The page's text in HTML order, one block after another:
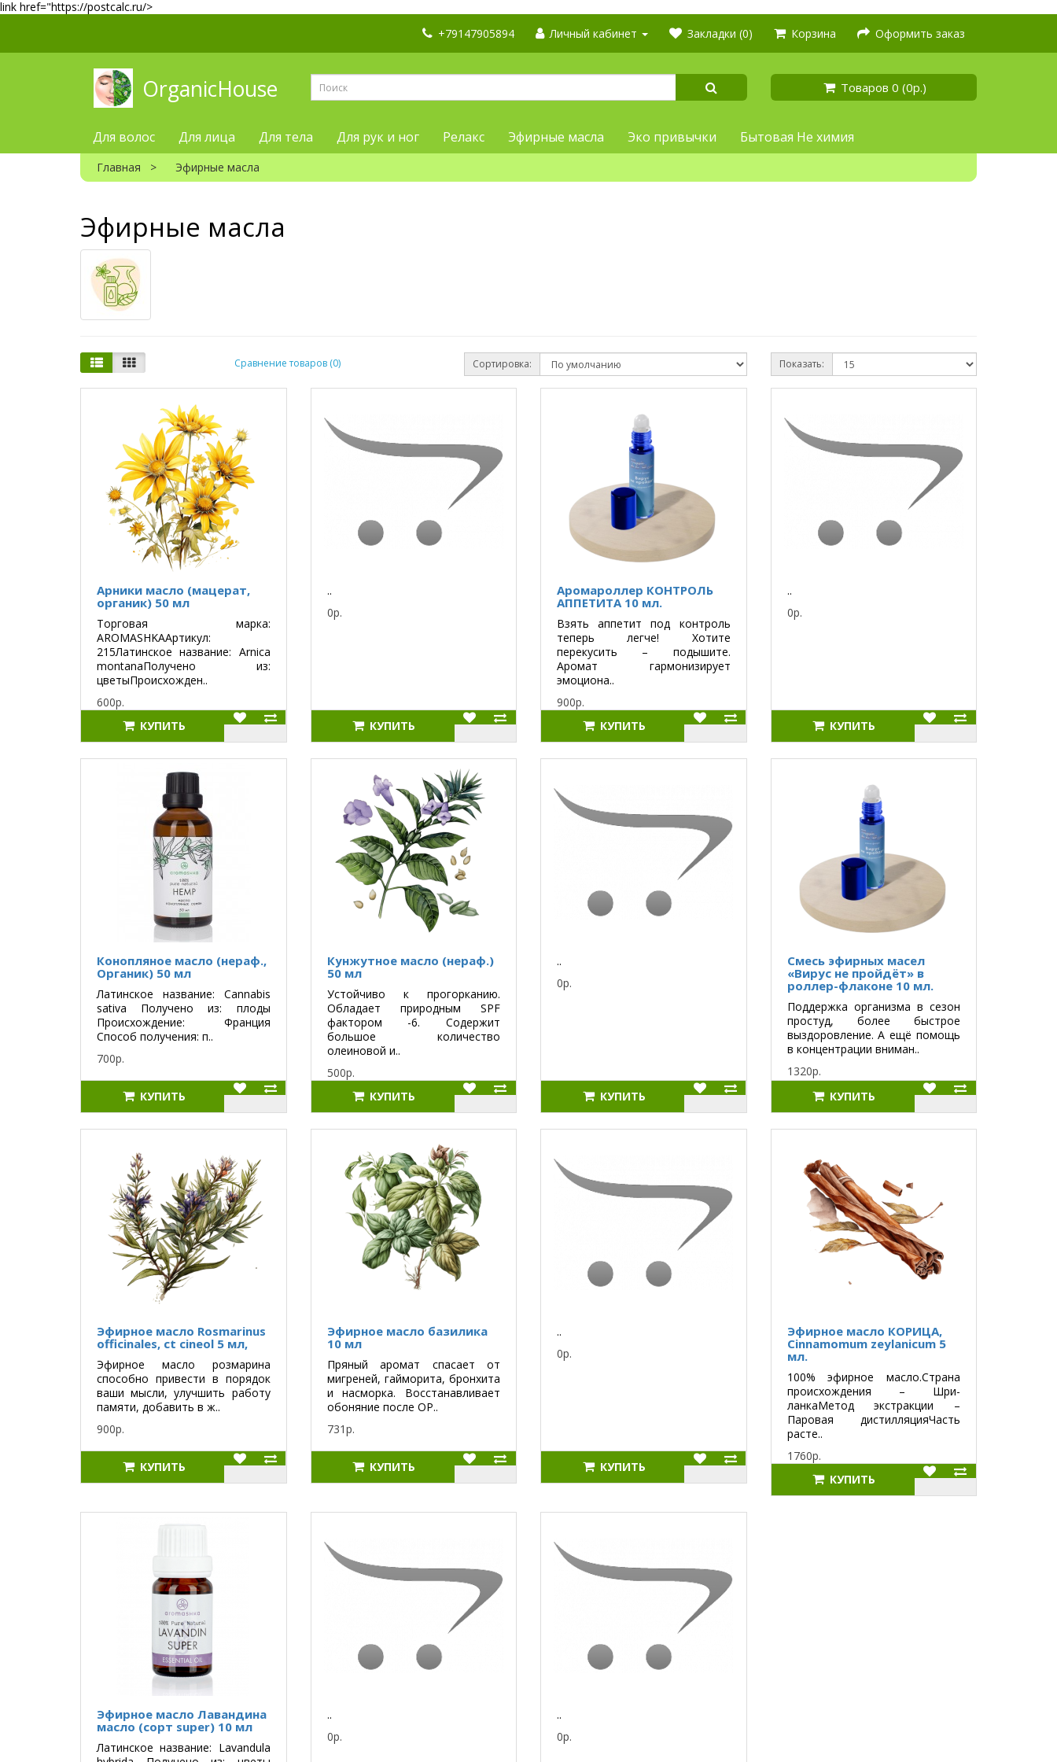
link href="https://postcalc.ru/>
+79147905894
Личный кабинет Закладки (0) Корзина Оформить заказ
OrganicHouse Товаров 0 (0р.)
Для волос Для лица Для тела Для рук и ног Релакс Эфирные масла Эко привычки Бытовая Не химия
Главная Эфирные масла
Эфирные масла
Сравнение товаров (0) Сортировка: Показать:
Арники масло (мацерат,
органик) 50 мл
Торговая марка:
AROMASHKAАртикул:
215Латинское название: Arnica
montanaПолучено из:
цветыПроисхожден..
600р.
КУПИТЬ
..
0р.
КУПИТЬ
Аромароллер КОНТРОЛЬ
АППЕТИТА 10 мл.
Взять аппетит под контроль
теперь легче! Хотите
перекусить – подышите.
Аромат гармонизирует
эмоциона..
900р.
КУПИТЬ
..
0р.
КУПИТЬ
Конопляное масло (нераф.,
Органик) 50 мл
Латинское название: Cannabis
sativa Получено из: плоды
Происхождение: Франция
Способ получения: п..
700р.
КУПИТЬ
Кунжутное масло (нераф.)
50 мл
Устойчиво к прогорканию.
Обладает природным SPF
фактором -6. Содержит
большое количество
олеиновой и..
500р.
КУПИТЬ
..
0р.
КУПИТЬ
Смесь эфирных масел
«Вирус не пройдёт» в
роллер-флаконе 10 мл.
Поддержка организма в сезон
простуд, более быстрое
выздоровление. А ещё помощь
в концентрации вниман..
1320р.
КУПИТЬ
Эфирное масло Rosmarinus
officinales, ct cineol 5 мл,
Эфирное масло розмарина
способно привести в порядок
ваши мысли, улучшить работу
памяти, добавить в ж..
900р.
КУПИТЬ
Эфирное масло базилика
10 мл
Пряный аромат спасает от
мигреней, гайморита, бронхита
и насморка. Восстанавливает
обоняние после ОР..
731р.
КУПИТЬ
..
0р.
КУПИТЬ
Эфирное масло КОРИЦА,
Cinnamomum zeylanicum 5
мл.
100% эфирное масло.Страна
происхождения – Шри-
ланкаМетод экстракции –
Паровая дистилляцияЧасть
расте..
1760р.
КУПИТЬ
Эфирное масло Лавандина
масло (сорт super) 10 мл
Латинское название: Lavandula
..
0р.
..
0р.